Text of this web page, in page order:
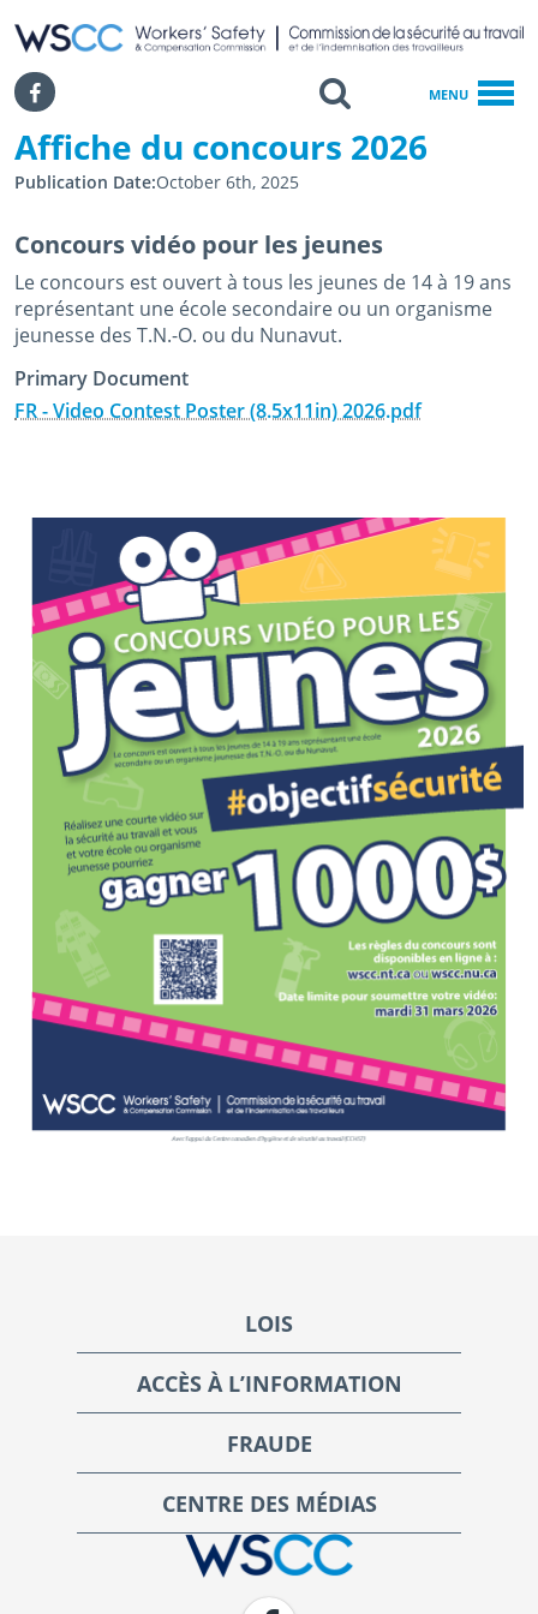
SKIP TO MAIN CONTENT
WSCC | Workers' Safety and Compensation Commission
MENU
Facebook Search
Accueil
Affiche du concours 2026
Publication Date October 6th, 2025
Concours vidéo pour les jeunes
Le concours est ouvert à tous les jeunes de 14 à 19 ans
représentant une école secondaire ou un organisme
jeunesse des T.N.-O. ou du Nunavut.
Primary Document
FR - Video Contest Poster (8.5x11in) 2026.pdf
LOIS
ACCÈS À L’INFORMATION
FRAUDE
CENTRE DES MÉDIAS
WSCC | Workers' Safety and Compensation Commission